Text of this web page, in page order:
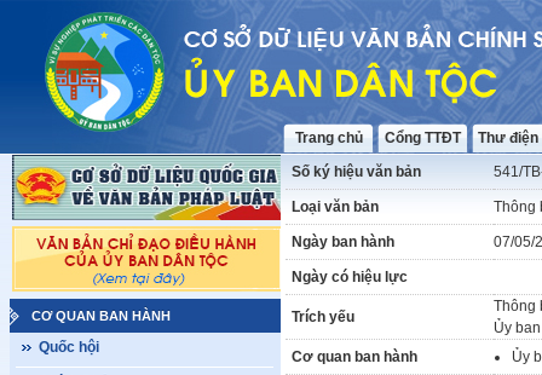
Trang chủ Cổng TTĐT Thư
CƠ QUAN BAN HÀNH
Quốc hội
Số ký hiệu văn bản 541/
Loại văn bản Thông
Ngày ban hành 07/05/
Ngày có hiệu lực
Trích yếu
Thông
Ủy
Cơ quan ban hành
Ủy